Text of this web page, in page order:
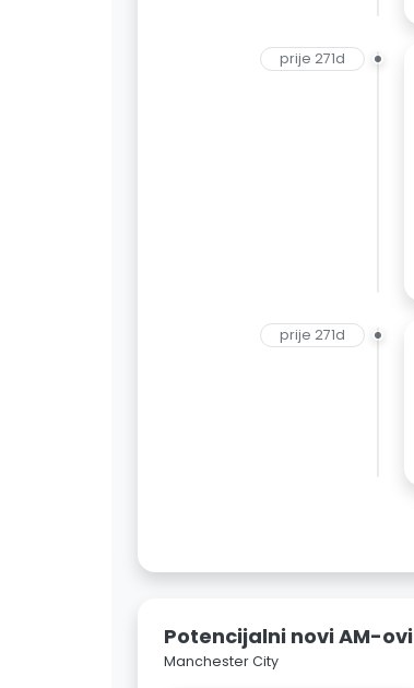
prije 271d
prije 271d
Potencijalni novi AM-ovi
Manchester City